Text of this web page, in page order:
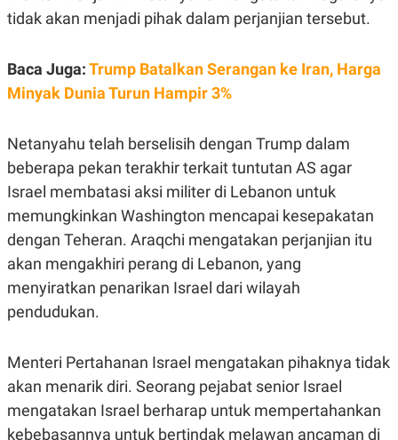
tidak akan menjadi pihak dalam perjanjian tersebut.
Baca Juga:Trump Batalkan Serangan ke Iran, Harga
Minyak Dunia Turun Hampir 3%
Netanyahu telah berselisih dengan Trump dalam
beberapa pekan terakhir terkait tuntutan AS agar
Israel membatasi aksi militer di Lebanon untuk
memungkinkan Washington mencapai kesepakatan
dengan Teheran. Araqchi mengatakan perjanjian itu
akan mengakhiri perang di Lebanon, yang
menyiratkan penarikan Israel dari wilayah
pendudukan.
Menteri Pertahanan Israel mengatakan pihaknya tidak
akan menarik diri. Seorang pejabat senior Israel
mengatakan Israel berharap untuk mempertahankan
kebebasannya untuk bertindak melawan ancaman di